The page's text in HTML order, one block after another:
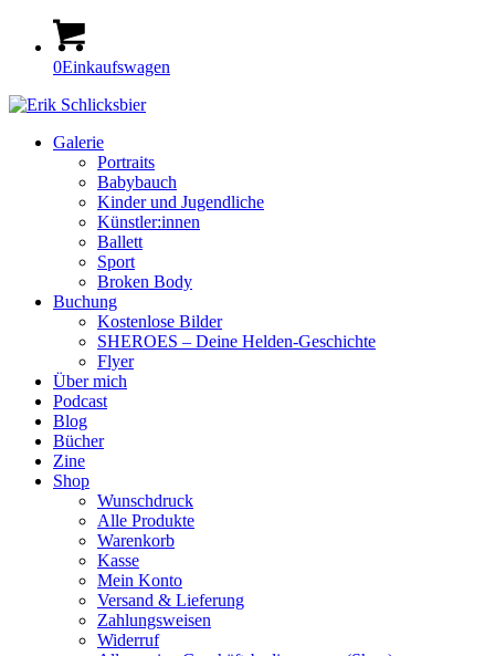
0Einkaufswagen
Galerie
Portraits
Babybauch
Kinder und Jugendliche
Künstler:innen
Ballett
Sport
Broken Body
Buchung
Kostenlose Bilder
SHEROES – Deine Helden-Geschichte
Flyer
Über mich
Podcast
Blog
Bücher
Zine
Shop
Wunschdruck
Alle Produkte
Warenkorb
Kasse
Mein Konto
Versand & Lieferung
Zahlungsweisen
Widerruf